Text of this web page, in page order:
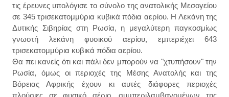
τις έρευνες υπολόγισε το σύνολο της ανατολικής Μεσογείου
σε 345 τρισεκατομμύρια κυβικά πόδια αερίου. Η Λεκάνη της
Δυτικής Σιβηρίας στη Ρωσία, η μεγαλύτερη παγκοσμίως
γνωστή λεκάνη φυσικού αερίου, εμπεριέχει 643
τρισεκατομμύρια κυβικά πόδια αερίου.
Θα πει κανείς ότι και πάλι δεν μπορούν να "χτυπήσουν" την
Ρωσία, όμως οι περιοχές της Μέσης Ανατολής και της
Βόρειας Αφρικής έχουν κι αυτές διάφορες περιοχές
πλούσιες σε φυσικό αέριο, συμπεριλαμβανομένων της